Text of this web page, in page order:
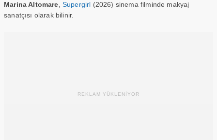
Marina Altomare Supergirl (2026) sinema filminde makyaj
sanatçısı olarak bilinir.
REKLAM YÜKLENİYOR